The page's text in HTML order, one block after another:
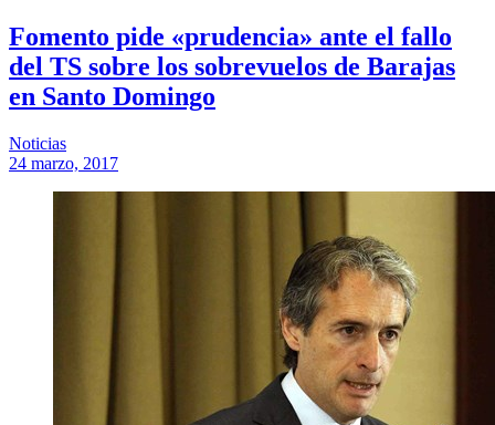
Fomento pide «prudencia» ante el fallo
del TS sobre los sobrevuelos de Barajas
en Santo Domingo
Noticias
24 marzo, 2017